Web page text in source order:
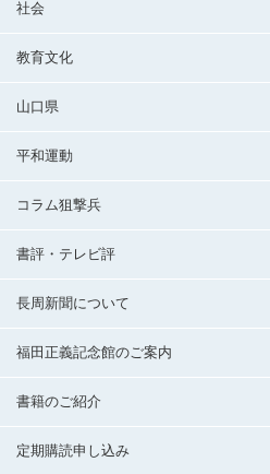
社会
教育文化
山口県
平和運動
コラム狙撃兵
書評・テレビ評
長周新聞について
福田正義記念館のご案内
書籍のご紹介
定期購読申し込み